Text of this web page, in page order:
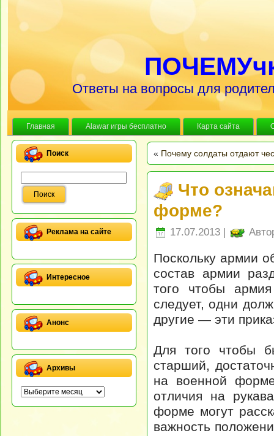
Ответы на вопросы для
Главная Alawar игры бесплатно Карта сайта
Поиск
Реклама на сайте
Интересное
Анонс
Архивы
« Почему солдаты отдают
Что
форме?
17.07.2013 |
Поскольку армии
состав армии
того чтобы
следует, одни
другие — эти
Для того чтобы
старший,
на военной
отличия на
форме могут
важность